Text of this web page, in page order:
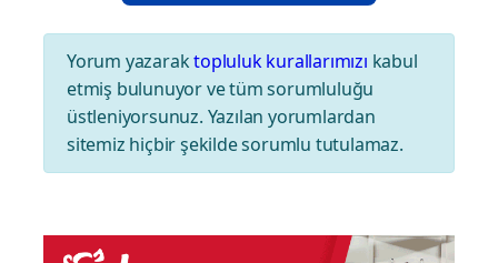
Yorum yazaraktopluluk kurallarımızı kabul
etmiş bulunuyor ve tüm sorumluluğu
üstleniyorsunuz. Yazılan yorumlardan
sitemiz hiçbir şekilde sorumlu tutulamaz.